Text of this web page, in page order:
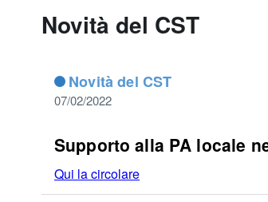
Novità del CST
Novità del CST
07/02/2022
Supporto alla PA locale
Qui la circolare